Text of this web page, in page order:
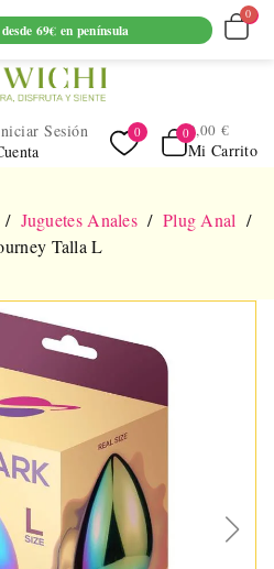
SUPERIORES A 69€ EN
Sesión
Mi Carrito
0,00 €
Juguetes Anales
Plug Anal
Talla L
69€ en península